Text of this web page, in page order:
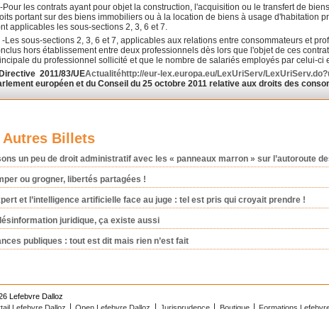
.-Pour les contrats ayant pour objet la construction, l'acquisition ou le transfert de
portant sur des biens immobiliers ou à la location de biens à usage d'habitation
applicables les sous-sections 2, 3, 6 et 7.
-Les sous-sections 2, 3, 6 et 7, applicables aux relations entre consommateurs et
hors établissement entre deux professionnels dès lors que l'objet de ces
du professionnel sollicité et que le nombre de salariés employés par celui-ci
2011/83/UEActualitéhttp://eur-lex.europa.eu/LexUriServ/
européen et du Conseil du 25 octobre 2011 relative aux droits des
Autres Billets
un peu de droit administratif avec les « panneaux marron » sur l’autoroute
ou grogner, libertés partagées !
et l’intelligence artificielle face au juge : tel est pris qui croyait prendre !
juridique, ça existe aussi
publiques : tout est dit mais rien n’est fait
Lefebvre Dalloz